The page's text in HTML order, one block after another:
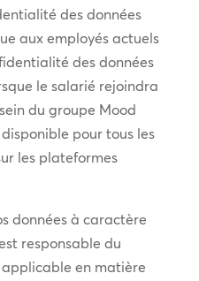
des données
aux employés actuels
des données
le salarié rejoindra
du groupe Mood
pour tous les
les plateformes
données à caractère
responsable du
en matière